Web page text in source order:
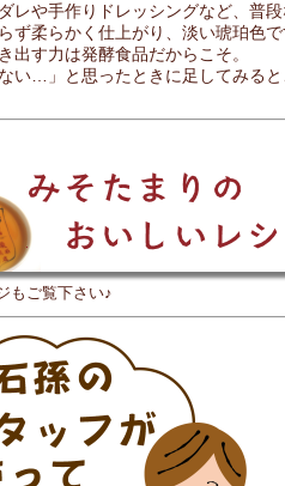
レや手作りドレッシングなど、普
ず柔らかく仕上がり、淡い琥珀色
出す力は発酵食品だからこそ。
い…」と思ったときに足してみる
もご覧下さい♪